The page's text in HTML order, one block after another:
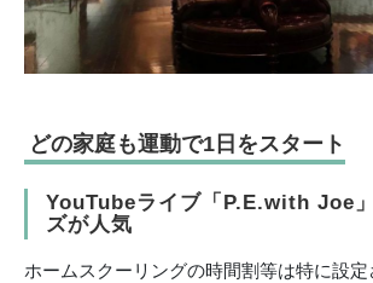
どの家庭も運動で1日をスタート
YouTubeライブ「P.E.with Joe
ズが人気
ホームスクーリングの時間割等は特に設